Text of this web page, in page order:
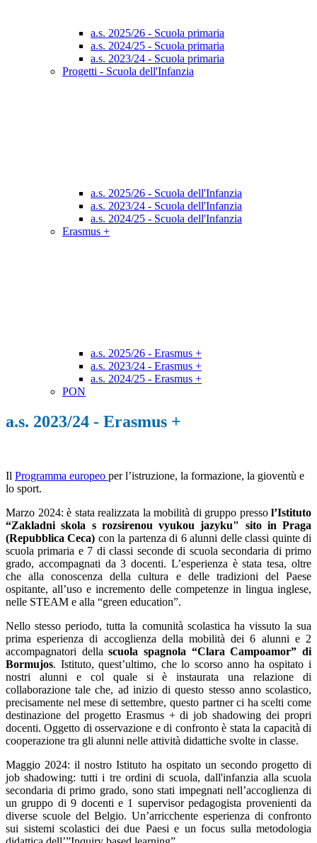
a.s. 2025/26 - Scuola primaria
a.s. 2024/25 - Scuola primaria
a.s. 2023/24 - Scuola primaria
Progetti - Scuola dell'Infanzia
a.s. 2025/26 - Scuola dell'Infanzia
a.s. 2023/24 - Scuola dell'Infanzia
a.s. 2024/25 - Scuola dell'Infanzia
Erasmus +
a.s. 2025/26 - Erasmus +
a.s. 2023/24 - Erasmus +
a.s. 2024/25 - Erasmus +
PON
a.s. 2023/24 - Erasmus +
Il Programma europeo per l’istruzione, la formazione, la gioventù e
lo sport.
Marzo 2024: è stata realizzata la mobilità di gruppo presso l’Istituto
“Zakladni skola s rozsirenou vyukou jazyku" sito in Praga
(Repubblica Ceca) con la partenza di 6 alunni delle classi quinte di
scuola primaria e 7 di classi seconde di scuola secondaria di primo
grado, accompagnati da 3 docenti. L’esperienza è stata tesa, oltre
che alla conoscenza della cultura e delle tradizioni del Paese
ospitante, all’uso e incremento delle competenze in lingua inglese,
nelle STEAM e alla “green education”.
Nello stesso periodo, tutta la comunità scolastica ha vissuto la sua
prima esperienza di accoglienza della mobilità dei 6 alunni e 2
accompagnatori dellascuola spagnola “Clara Campoamor” di
Bormujos. Istituto, quest’ultimo, che lo scorso anno ha ospitato i
nostri alunni e col quale si è instaurata una relazione di
collaborazione tale che, ad inizio di questo stesso anno scolastico,
precisamente nel mese di settembre, questo partner ci ha scelti come
destinazione del progetto Erasmus + di job shadowing dei propri
docenti. Oggetto di osservazione e di confronto è stata la capacità di
cooperazione tra gli alunni nelle attività didattiche svolte in classe.
Maggio 2024: il nostro Istituto ha ospitato un secondo progetto di
job shadowing: tutti i tre ordini di scuola, dall'infanzia alla scuola
secondaria di primo grado, sono stati impegnati nell’accoglienza di
un gruppo di 9 docenti e 1 supervisor pedagogista provenienti da
diverse scuole del Belgio. Un’arricchente esperienza di confronto
sui sistemi scolastici dei due Paesi e un focus sulla metodologia